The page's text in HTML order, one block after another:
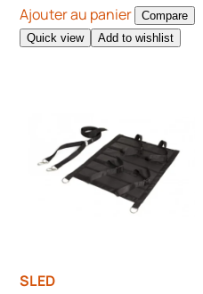
Ajouter au panier
Compare
Quick view
Add to wishlist
SLED